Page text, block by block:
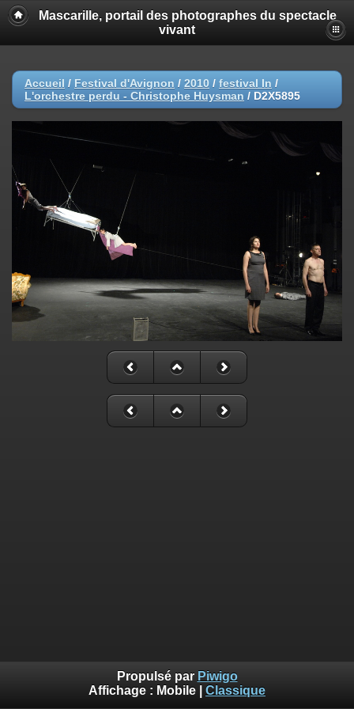
Mascarille, portail des photographes du spectacle
vivant
Accueil / Festival d'Avignon / 2010 / festival In /
L'orchestre perdu - Christophe Huysman / D2X5895
Propulsé par Piwigo
Affichage : Mobile Classique